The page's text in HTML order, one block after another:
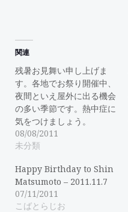
関連
残暑お見舞い申し上げま
す。各地でお祭り開催中、
夜間といえ屋外に出る機会
の多い季節です。熱中症に
気をつけましょう。
08/08/2011
未分類
Happy Birthday to Shin
Matsumoto – 2011.11.7
07/11/2011
こばとらじお